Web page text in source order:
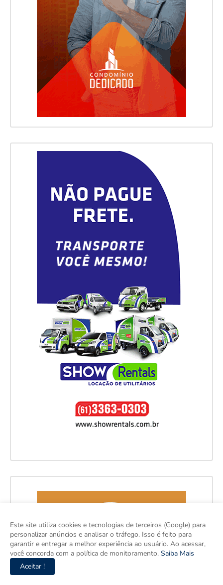
Este site utiliza cookies e tecnologias de terceiros (Google) para
personalizar anúncios e analisar o tráfego. Isso é feito para
garantir e entregar a melhor experiência ao usuário. Ao acessar,
você concorda com a política de monitoramento. Saiba Mais
Aceitar !